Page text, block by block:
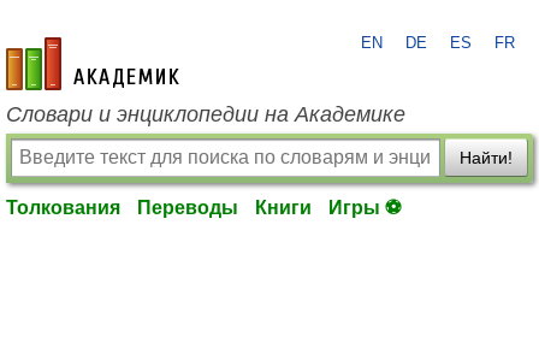
academic.ru
EN DE ES FR
Словари и энциклопедии на Академике
Найти!
Толкования Переводы Книги Игры ⚽